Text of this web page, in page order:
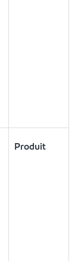
Produit